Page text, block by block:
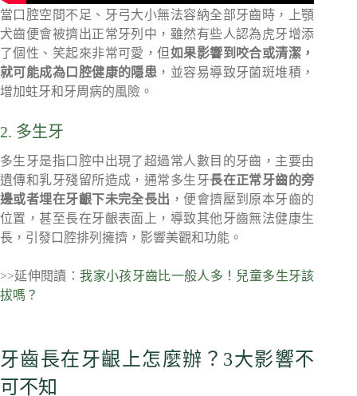
當口腔空間不足、牙弓大小無法容納全部牙齒時，上顎
犬齒便會被擠出正常牙列中，雖然有些人認為虎牙增添
了個性、笑起來非常可愛，但如果影響到咬合或清潔，
就可能成為口腔健康的隱患 ，並容易導致牙菌斑堆積，
增加蛀牙和牙周病的風險。
2. 多生牙
多生牙是指口腔中出現了超過常人數目的牙齒，主要由
遺傳和乳牙殘留所造成，通常多生牙長在正常牙齒的旁
邊或者埋在牙齦下未完全長出 ，便會擠壓到原本牙齒的
位置，甚至長在牙齦表面上，導致其他牙齒無法健康生
長，引發口腔排列擁擠，影響美觀和功能。
>>延伸閱讀：我家小孩牙齒比一般人多！兒童多生牙該
拔嗎？
牙齒長在牙齦上怎麼辦？3大影響不
可不知